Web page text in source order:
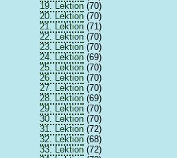
19. Lektion (70)
20. Lektion (70)
21. Lektion (71)
22. Lektion (70)
23. Lektion (70)
24. Lektion (69)
25. Lektion (70)
26. Lektion (70)
27. Lektion (70)
28. Lektion (69)
29. Lektion (70)
30. Lektion (70)
31. Lektion (72)
32. Lektion (68)
33. Lektion (72)